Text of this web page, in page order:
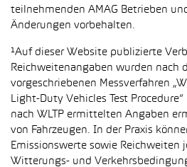
teilnehmenden AMAG Betrieben
Änderungen vorbehalten.
¹Auf dieser Website publizierte
Reichweitenangaben wurden nach
vorgeschriebenen Messverfahren
Light-Duty Vehicles Test
nach WLTP ermittelten Angaben
von Fahrzeugen. In der Praxis
Emissionswerte sowie Reichweiten
Witterungs- und